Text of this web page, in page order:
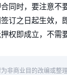
同时，要注意不
订之日起生效，
权即成立，不需
非商业目的改编或整